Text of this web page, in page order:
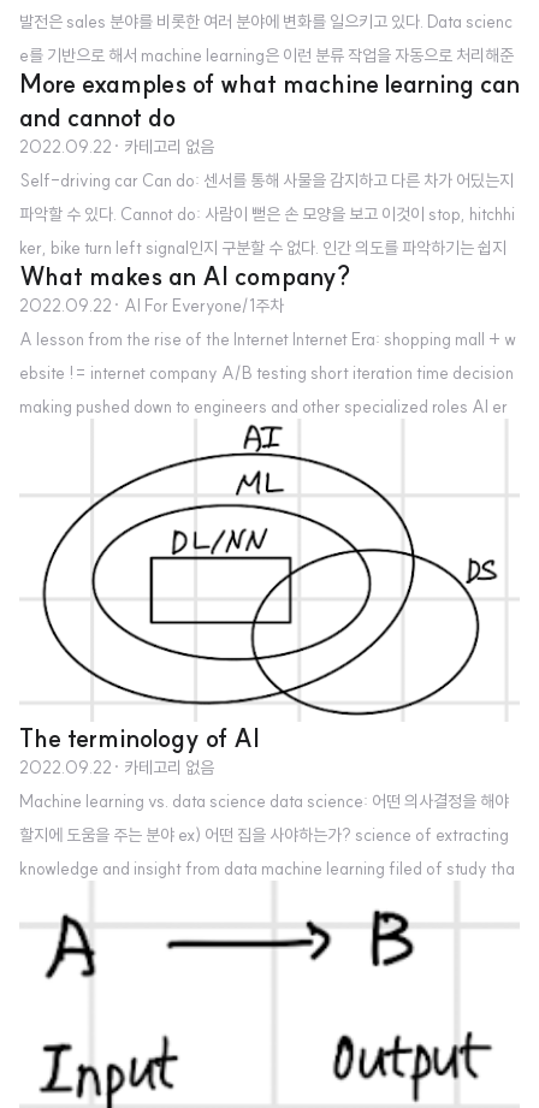
발전은 sales 분야를 비롯한 여러 분야에 변화를 일으키고 있다. Data scienc
e를 기반으로 해서 machine learning은 이런 분류 작업을 자동으로 처리해준
다. Manufacturing line manager 제조업 분야에서도 사람이 직접하던 검수
를 인공지능을 통해 자동화하고 더 효율적인 공정 시스템을 만들 수 있다. Recr
uiting 채용 과정에 있어서도 머신러닝이 이력서 데이터를 기반으로 학습하여
인터뷰를 할 것인지 말 것인지를 판단할 수 있다. Marketing 어떤 방식을 취하
는 것이 더 많은 사용자를 유치할 수 있을지에 대한 접근도 머신러닝을 이용하
면 된다. 여..
More examples of what machine learning can
and cannot do
2022.09.22 · 카테고리 없음
Self-driving car Can do: 센서를 통해 사물을 감지하고 다른 차가 어딨는지
파악할 수 있다. Cannot do: 사람이 뻗은 손 모양을 보고 이것이 stop, hitchhi
ker, bike turn left signal인지 구분할 수 없다. 인간 의도를 파악하기는 쉽지
않다. 1. Data 획득의 어려움 2. Need high accuaracy X-ray diagnosis C
an do: Diagnose pneumonia from 10,000 labeld images Cannot d
o: Diagnose pneumonia from 10 images of a medical textbook chapt
er explaining pneumonia Strengths and weaknesses of m..
What makes an AI company?
2022.09.22 · AI For Everyone/1주차
A lesson from the rise of the Internet Internet Era: shopping mall + w
ebsite != internet company A/B testing short iteration time decision
making pushed down to engineers and other specialized roles AI er
a: Any company + deep learning != AI company strategic data acq
uisition: key of great AI company unifeid data warehouse pervasie a
utomation new roles(e.g., MLE) and division of labor AI Transfor..
The terminology of AI
2022.09.22 · 카테고리 없음
Machine learning vs. data science data science: 어떤 의사결정을 해야
할지에 도움을 주는 분야 ex) 어떤 집을 사야하는가? science of extracting
knowledge and insight from data machine learning filed of study tha
mmed. 어떤 고아고를 눌러야 하는지 알려주는 시스템 Deep learning 네 개
의 input(A)를 통해 한 개의 output(B)를 만들어 냄 중간의 원들을 neuron